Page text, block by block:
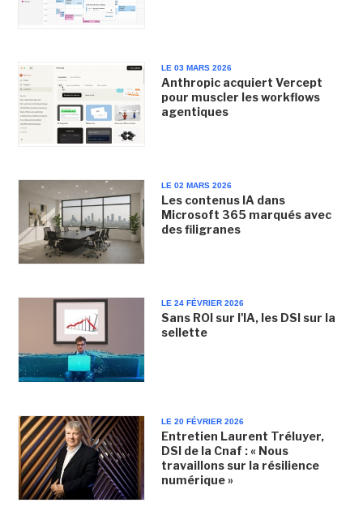
LE 03 MARS 2026
Anthropic acquiert Vercept
pour muscler les workflows
agentiques
LE 02 MARS 2026
Les contenus IA dans
Microsoft 365 marqués avec
des filigranes
LE 24 FÉVRIER 2026
Sans ROI sur l'IA, les DSI sur la
sellette
LE 20 FÉVRIER 2026
Entretien Laurent Tréluyer,
DSI de la Cnaf : « Nous
travaillons sur la résilience
numérique »